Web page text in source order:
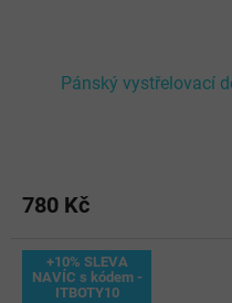
Pánský vystřelovací
780 Kč
+10% SLEVA
NAVÍC s kódem -
ITBOTY10